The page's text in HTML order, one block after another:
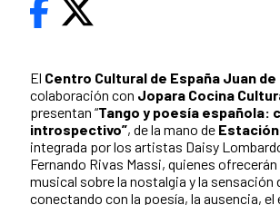
El Centro Cultural de España Juan de
colaboración con Jopara Cocina
presentan “Tango y poesía española:
introspectivo”, de la mano de
integrada por los artistas Daisy
Fernando Rivas Massi, quienes
musical sobre la nostalgia y la sensación
conectando con la poesía, la ausencia, el